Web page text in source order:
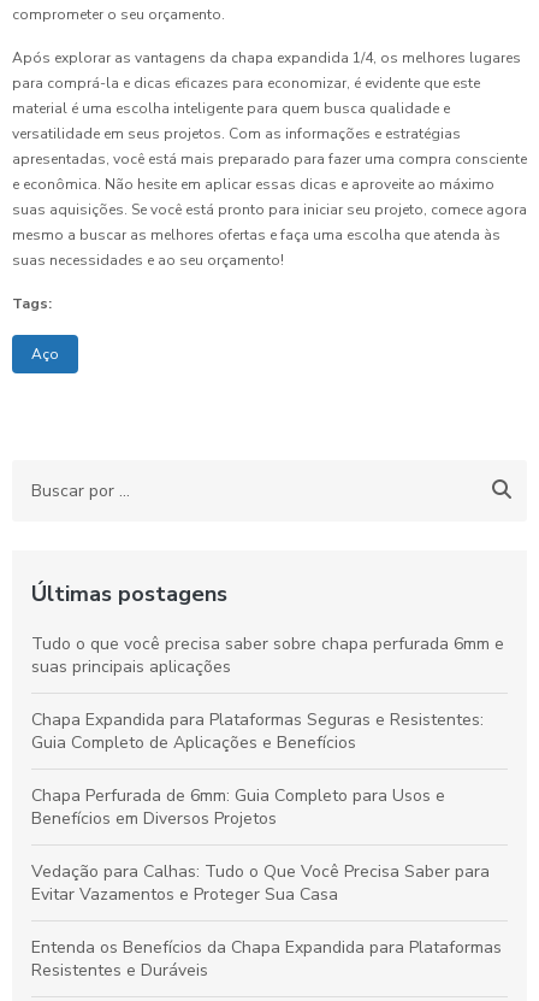
comprometer o seu orçamento.
Após explorar as vantagens da chapa expandida 1/4, os melhores lugares
para comprá-la e dicas eficazes para economizar, é evidente que este
material é uma escolha inteligente para quem busca qualidade e
versatilidade em seus projetos. Com as informações e estratégias
apresentadas, você está mais preparado para fazer uma compra consciente
e econômica. Não hesite em aplicar essas dicas e aproveite ao máximo
suas aquisições. Se você está pronto para iniciar seu projeto, comece agora
mesmo a buscar as melhores ofertas e faça uma escolha que atenda às
suas necessidades e ao seu orçamento!
Tags:
Aço
Últimas postagens
Tudo o que você precisa saber sobre chapa perfurada 6mm e
suas principais aplicações
Chapa Expandida para Plataformas Seguras e Resistentes:
Guia Completo de Aplicações e Benefícios
Chapa Perfurada de 6mm: Guia Completo para Usos e
Benefícios em Diversos Projetos
Vedação para Calhas: Tudo o Que Você Precisa Saber para
Evitar Vazamentos e Proteger Sua Casa
Entenda os Benefícios da Chapa Expandida para Plataformas
Resistentes e Duráveis